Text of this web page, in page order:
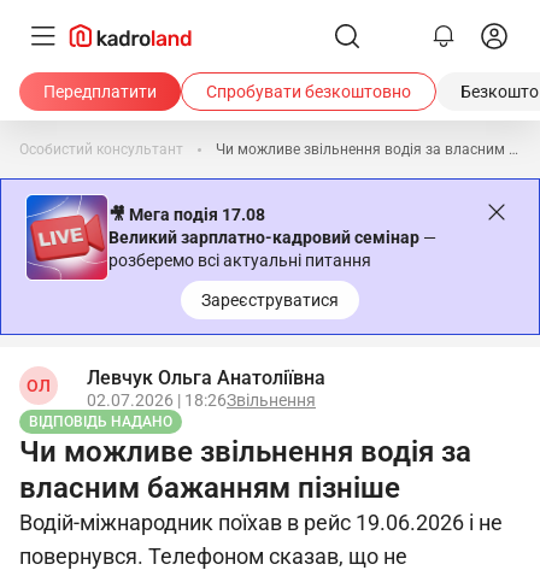
Передплатити Спробувати безкоштовно
Особистий консультант Чи можливе звільнення водія за власним бажанням пізніше
🎥 Мега подія 17.08
Великий зарплатно-кадровий семінар —
розберемо всі актуальні питання
Зареєструватися
ОЛ Левчук Ольга Анатоліївна
02.07.2026 | 18:26Звільнення
ВІДПОВІДЬ НАДАНО
Чи можливе звільнення водія за
власним бажанням пізніше
Водій-міжнародник поїхав в рейс 19.06.2026 і не
повернувся. Телефоном сказав, що не